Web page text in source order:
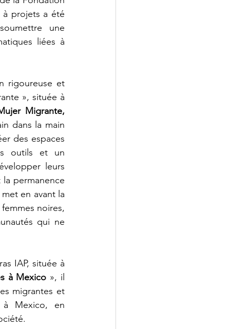
à projets a été
une
liées à
rigoureuse et
», située à
Migrante,
dans la main
des espaces
outils et un
leurs
permanence
en avant la
noires,
qui ne
IAP, située à
à Mexico », il
migrantes et
à Mexico, en